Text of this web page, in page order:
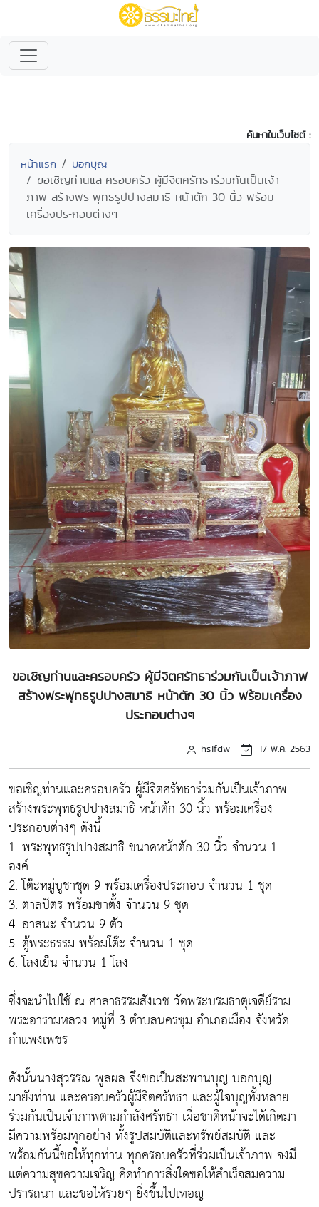
ค้นหาในเว็บไซต์ :
หน้าแรก บอกบุญ
ขอเชิญท่านและครอบครัว ผู้มีจิตศรัทธาร่วมกันเป็นเจ้า
ภาพ สร้างพระพุทธรูปปางสมาธิ หน้าตัก 30 นิ้ว พร้อม
เครื่องประกอบต่างๆ
ขอเชิญท่านและครอบครัว ผู้มีจิตศรัทธาร่วมกันเป็นเจ้าภาพ
สร้างพระพุทธรูปปางสมาธิ หน้าตัก 30 นิ้ว พร้อมเครื่อง
ประกอบต่างๆ
hs1fdw 17 พ.ค. 2563
ขอเชิญท่านและครอบครัว ผู้มีจิตศรัทธาร่วมกันเป็นเจ้าภาพ
สร้างพระพุทธรูปปางสมาธิ หน้าตัก 30 นิ้ว พร้อมเครื่อง
ประกอบต่างๆ ดังนี้
1. พระพุทธรูปปางสมาธิ ขนาดหน้าตัก 30 นิ้ว จำนวน 1
องค์
2. โต๊ะหมู่บูชาชุด 9 พร้อมเครื่องประกอบ จำนวน 1 ชุด
3. ตาลปัตร พร้อมขาตั้ง จำนวน 9 ชุด
4. อาสนะ จำนวน 9 ตัว
5. ตู้พระธรรม พร้อมโต๊ะ จำนวน 1 ชุด
6. โลงเย็น จำนวน 1 โลง
ซึ่งจะนำไปใช้ ณ ศาลาธรรมสังเวช วัดพระบรมธาตุเจดีย์ราม
พระอารามหลวง หมู่ที่ 3 ตำบลนครชุม อำเภอเมือง จังหวัด
กำแพงเพชร
ดังนั้นนางสุวรรณ พูลผล จึงขอเป็นสะพานบุญ บอกบุญ
มายังท่าน และครอบครัวผู้มีจิตศรัทธา และผู้ใจบุญทั้งหลาย
ร่วมกันเป็นเจ้าภาพตามกำลังศรัทธา เผื่อชาติหน้าจะได้เกิดมา
มีความพร้อมทุกอย่าง ทั้งรูปสมบัติและทรัพย์สมบัติ และ
พร้อมกันนี้ขอให้ทุกท่าน ทุกครอบครัวที่ร่วมเป็นเจ้าภาพ จงมี
แต่ความสุขความเจริญ คิดทำการสิ่งใดขอให้สำเร็จสมความ
ปรารถนา และขอให้รวยๆ ยิ่งขึ้นไปเทอญ